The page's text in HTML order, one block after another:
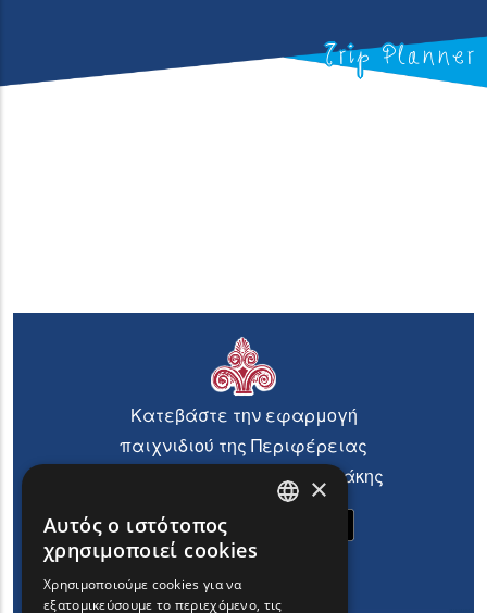
Trip Planner
Κατεβάστε την εφαρμογή
παιχνιδιού της Περιφέρειας
Ανατολικής Μακεδονίας Θράκης
FRENCH
×
Αυτός ο ιστότοπος
χρησιμοποιεί cookies
Χρησιμοποιούμε cookies για να
εξατομικεύσουμε το περιεχόμενο, τις